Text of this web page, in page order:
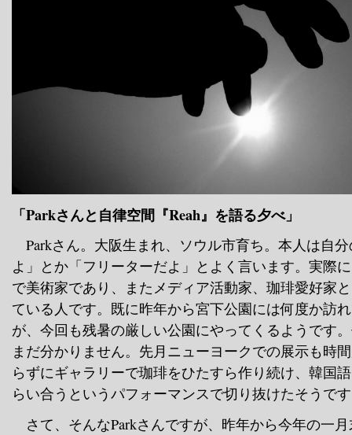
「Parkさんと自律空間『Reah』を語る夕べ」
Parkさん。大阪生まれ、ソウル市育ち。本人は自
よ」とか「フリーターだよ」とよく言います。実際
で美術家であり、またメディア活動家、珈琲愛好家
ている人です。既に昨年から宮下公園には何度か訪
が、今回も残暑の厳しい公園にやってくるようです
まだ分かりません。先月ニューヨークでの展示も時
らずにギャラリーで珈琲をひたすら作り続け、韓国
らい合うというパフォーマンスで切り抜けたそうで
さて、そんなParkさんですが、昨年から今年の一